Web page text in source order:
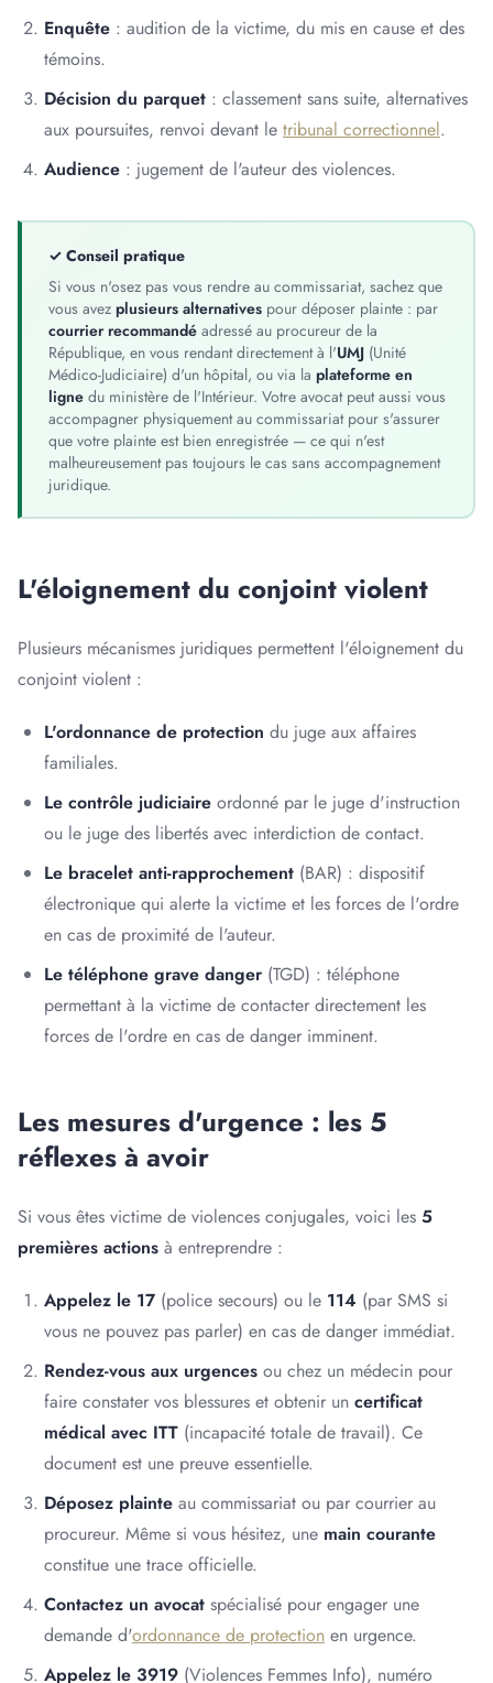
Enquête : audition de la victime, du mis en cause et des
témoins.
Décision du parquet : classement sans suite, alternatives
aux poursuites, renvoi devant le tribunal correctionnel.
Audience : jugement de l'auteur des violences.
✓ Conseil pratique
Si vous n'osez pas vous rendre au commissariat, sachez que
vous avez plusieurs alternatives pour déposer plainte : par
courrier recommandé adressé au procureur de la
République, en vous rendant directement à l'UMJ (Unité
Médico-Judiciaire) d'un hôpital, ou via la plateforme en
ligne du ministère de l'Intérieur. Votre avocat peut aussi vous
accompagner physiquement au commissariat pour s'assurer
que votre plainte est bien enregistrée — ce qui n'est
malheureusement pas toujours le cas sans accompagnement
juridique.
L'éloignement du conjoint violent
Plusieurs mécanismes juridiques permettent l'éloignement du
conjoint violent :
L'ordonnance de protection du juge aux affaires
familiales.
Le contrôle judiciaire ordonné par le juge d'instruction
ou le juge des libertés avec interdiction de contact.
Le bracelet anti-rapprochement (BAR) : dispositif
électronique qui alerte la victime et les forces de l'ordre
en cas de proximité de l'auteur.
Le téléphone grave danger (TGD) : téléphone
permettant à la victime de contacter directement les
forces de l'ordre en cas de danger imminent.
Les mesures d'urgence : les 5
réflexes à avoir
Si vous êtes victime de violences conjugales, voici les 5
premières actions à entreprendre :
Appelez le 17 (police secours) ou le 114 (par SMS si
vous ne pouvez pas parler) en cas de danger immédiat.
Rendez-vous aux urgences ou chez un médecin pour
faire constater vos blessures et obtenir un certificat
médical avec ITT (incapacité totale de travail). Ce
document est une preuve essentielle.
Déposez plainte au commissariat ou par courrier au
procureur. Même si vous hésitez, une main courante
constitue une trace officielle.
Contactez un avocat spécialisé pour engager une
demande d'ordonnance de protection en urgence.
Appelez le 3919 (Violences Femmes Info), numéro